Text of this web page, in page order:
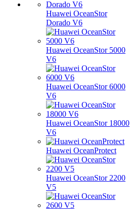
Huawei OceanStor
Dorado V6
Huawei OceanStor 5000
V6
Huawei OceanStor 6000
V6
Huawei OceanStor 18000
V6
Huawei OceanProtect
Huawei OceanStor 2200
V5